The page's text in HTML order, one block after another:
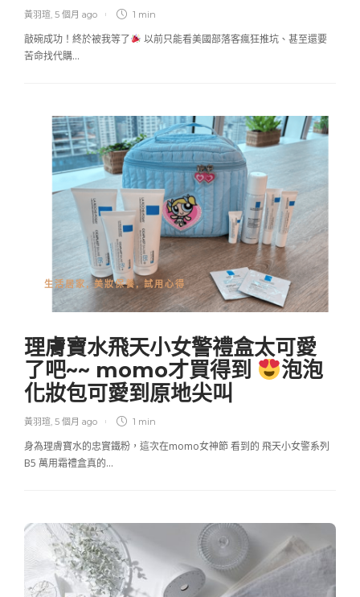
黃羽瑄 5 個月 ago 1 min
敲碗成功！終於被我等了
以前只能看美國部落客瘋狂推坑、甚至還要
苦命找代購…
生活居家 ,美妝保養, 試用心得
理膚寶水飛天小女警禮盒太可愛
了吧~~ momo才買得到
泡泡
化妝包可愛到原地尖叫
黃羽瑄 5 個月 ago 1 min
身為理膚寶水的忠實鐵粉，這次在momo女神節 看到的 飛天小女警系列
B5 萬用霜禮盒真的…